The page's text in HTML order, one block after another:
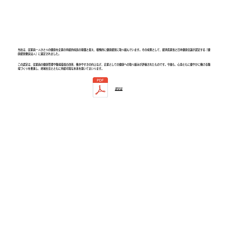
当社は、従業員一人ひとりの健康を企業の持続的成長の基盤と捉え、積極的に健康経営に取り組んでいます。その成果として、経済産業省と日本健康会議が認定する「健
康経営優良法人」に選定されました。
この認定は、従業員の健康管理や職場環境の改善、働きやすさの向上など、企業としての健康への取り組みが評価されたものです。今後も、心身ともに健やかに働ける職
場づくりを推進し、地域社会とともに持続可能な未来を築いてまいります。
認定証